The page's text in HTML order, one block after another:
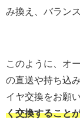
み換え、バラン
このように、オ
の直送や持ち込
イヤ交換をお願
く交換すること